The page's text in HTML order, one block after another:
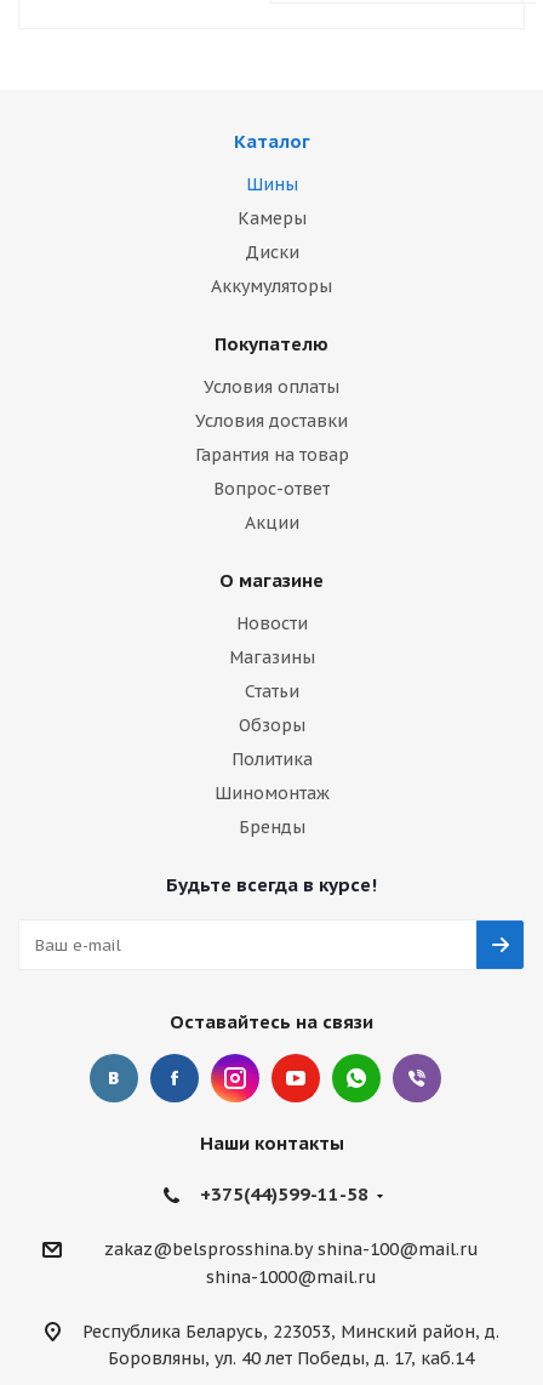
Каталог
Шины
Камеры
Диски
Аккумуляторы
Покупателю
Условия оплаты
Условия доставки
Гарантия на товар
Вопрос-ответ
Акции
О магазине
Новости
Магазины
Статьи
Обзоры
Политика
Шиномонтаж
Бренды
Будьте всегда в курсе!
Оставайтесь на связи
Наши контакты
+375(44)599-11-58
zakaz@belsprosshina.by shina-100@mail.ru
shina-1000@mail.ru
Республика Беларусь, 223053, Минский район, д.
Боровляны, ул. 40 лет Победы, д. 17, каб.14